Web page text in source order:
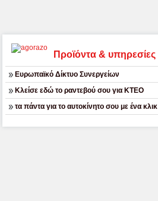
Προϊόντα & υπηρεσίες
Ευρωπαϊκό Δίκτυο Συνεργείων
Κλείσε εδώ το ραντεβού σου για ΚΤΕΟ
τα πάντα για το αυτοκίνητο σου με ένα κλικ